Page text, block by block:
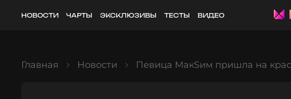
НОВОСТИ ЧАРТЫ ЭКСКЛЮЗИВЫ ТЕСТЫ ВИДЕО
Главная Новости Певица МакSим пришла на